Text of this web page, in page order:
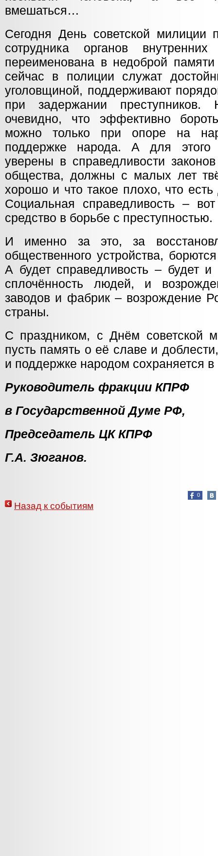
вмешаться…
Сегодня День советской милиции
сотрудника органов
переименована в недоброй
сейчас в полиции служат
уголовщиной, поддерживают
при задержании
очевидно, что эффективно
можно только при опоре на
поддержке народа. А для
уверены в справедливости
общества, должны с малых лет
хорошо и что такое плохо, что
Социальная справедливость –
средство в борьбе с преступностью.
И именно за это, за
общественного устройства,
А будет справедливость – будет
сплочённость людей, и
заводов и фабрик – возрождение
страны.
С праздником, с Днём советской
пусть память о её славе и
и поддержке народом сохраняется
Руководитель
в Государственной Думе РФ,
Председатель
Г.А. Зюганов.
0
Назад к событиям